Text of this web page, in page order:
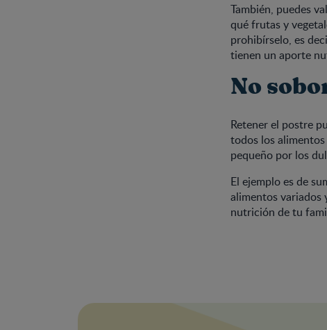
También, puedes
qué frutas y
prohibírselo, es
tienen un aporte
No
Retener el postre
todos los
pequeño por los
El ejemplo es de
alimentos variados
nutrición de tu